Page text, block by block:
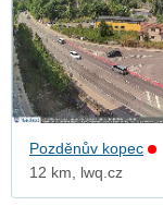
Pozděnův kopec
12 km, lwq.cz